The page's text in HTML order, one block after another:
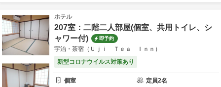
ホテル
207室：二階二人部屋(個室、共用トイレ、シ
ャワー付)
即予約
宇治・茶宿（Ｕｊｉ Ｔｅａ Ｉｎｎ）
新型コロナウイルス対策あり
個室 定員2名